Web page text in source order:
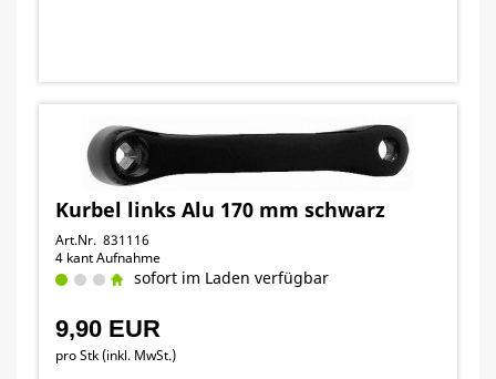
Kurbel links Alu 170 mm schwarz
Art.Nr. 831116
4 kant Aufnahme
sofort im Laden verfügbar
9,90 EUR
pro Stk (inkl. MwSt.)